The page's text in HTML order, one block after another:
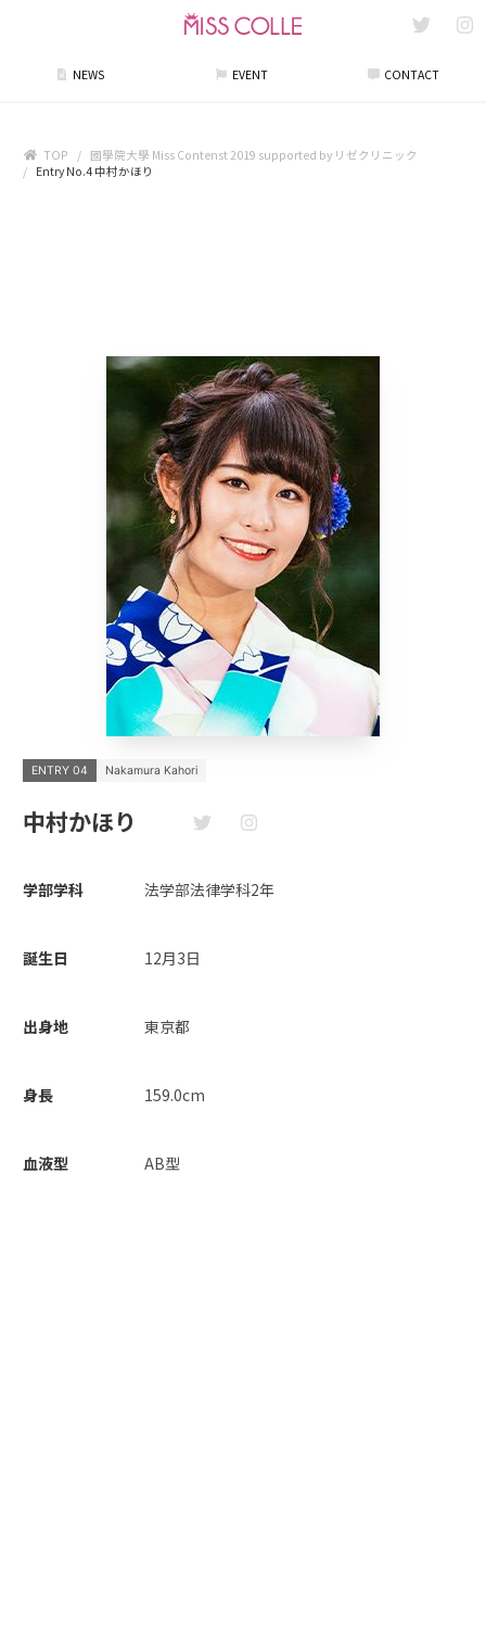
NEWS EVENT CONTACT
TOP
國學院大學 Miss Contenst 2019 supported by リゼクリニック
Entry No.4 中村かほり
ENTRY 04 Nakamura Kahori
中村かほり
学部学科 法学部法律学科2年
誕生日 12月3日
出身地 東京都
身長 159.0cm
血液型 AB型